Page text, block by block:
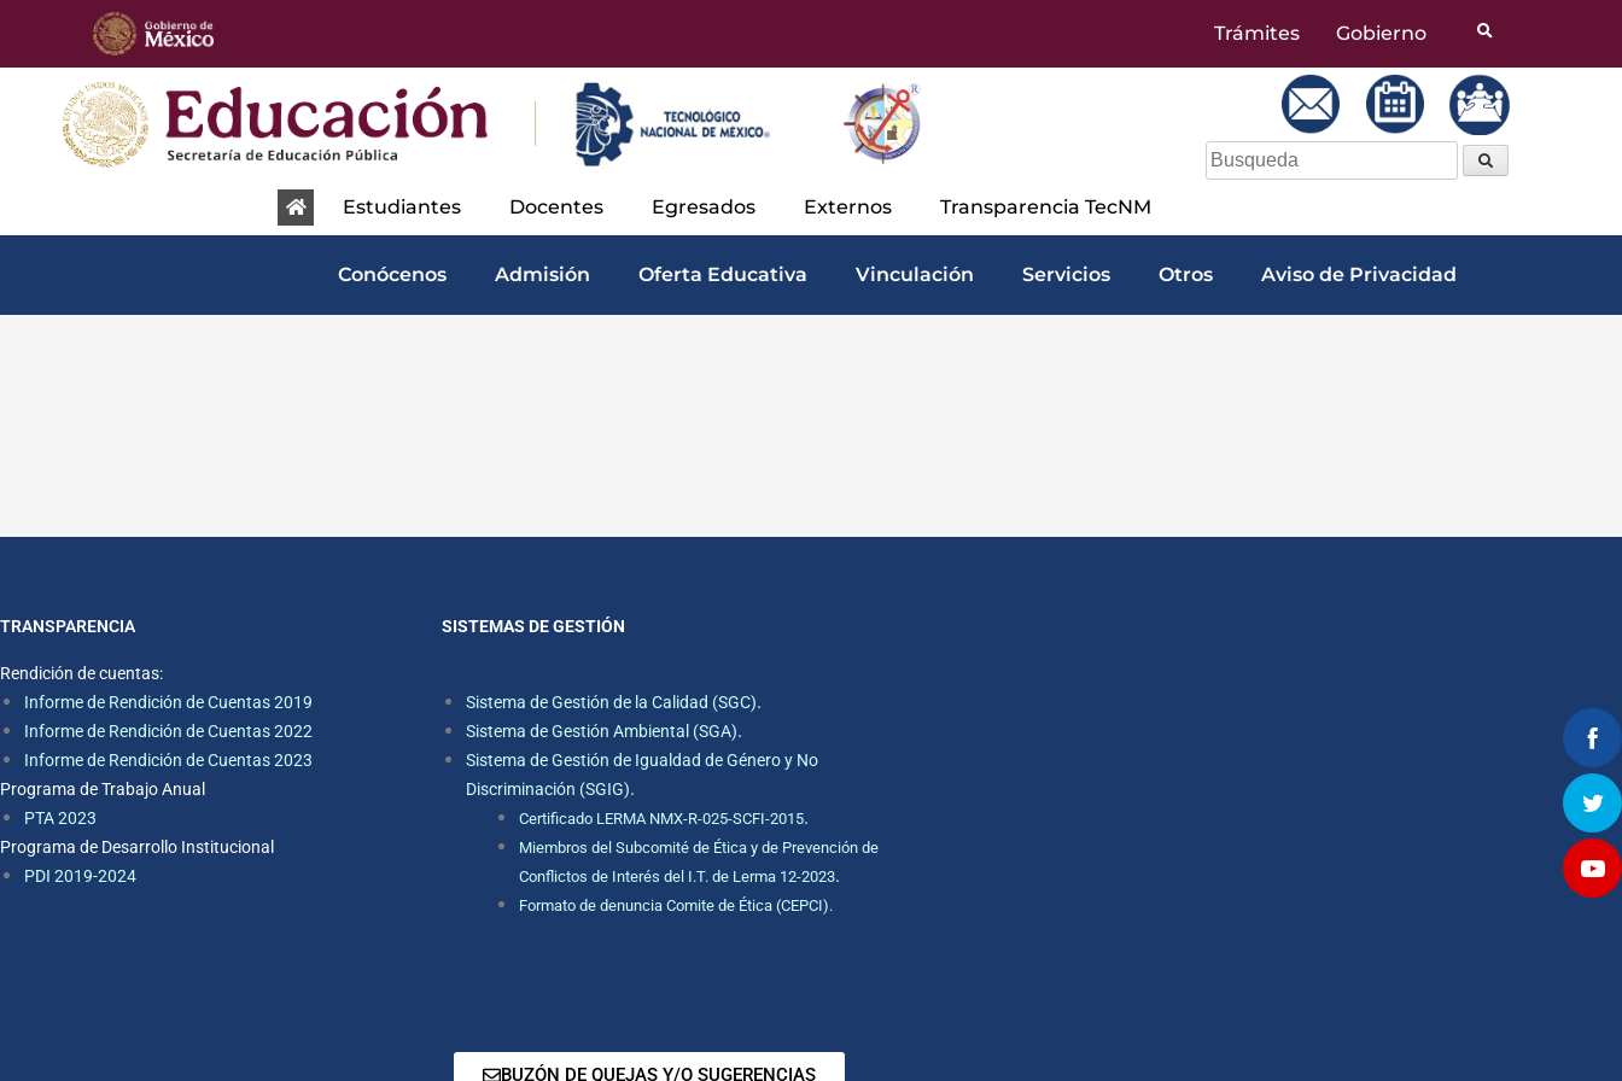
Trámites
Gobierno
Estudiantes Docentes Egresados Externos Transparencia TecNM
Conócenos Admisión Oferta Educativa Vinculación Servicios Otros Aviso de Privacidad
TRANSPARENCIA
Rendición de cuentas:
Informe de Rendición de Cuentas 2019
Informe de Rendición de Cuentas 2022
Informe de Rendición de Cuentas 2023
Programa de Trabajo Anual
PTA 2023
Programa de Desarrollo Institucional
PDI 2019-2024
SISTEMAS DE GESTIÓN
Sistema de Gestión de la Calidad (SGC).
Sistema de Gestión Ambiental (SGA).
Sistema de Gestión de Igualdad de Género y No
Discriminación (SGIG).
Certificado LERMA NMX-R-025-SCFI-2015.
Miembros del Subcomité de Ética y de Prevención de
Conflictos de Interés del I.T. de Lerma 12-2023.
Formato de denuncia Comite de Ética (CEPCI).
BUZÓN DE QUEJAS Y/O SUGERENCIAS